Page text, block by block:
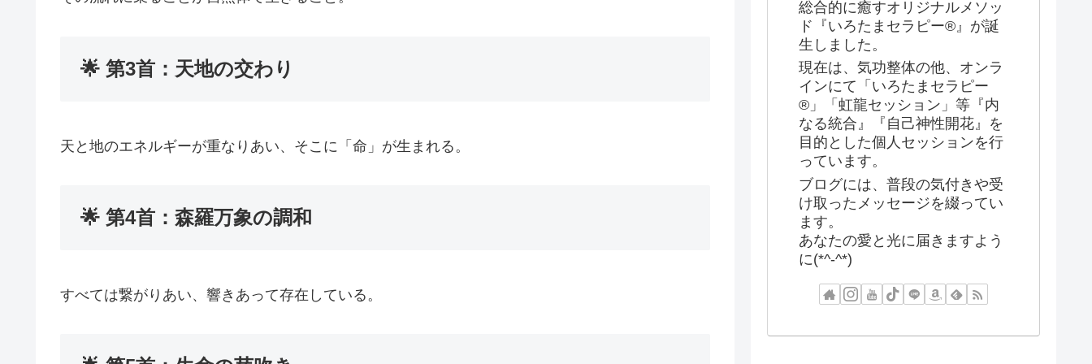
🌟 第3首：天地の交わり
天と地のエネルギーが重なりあい、そこに「命」が生まれる。
🌟 第4首：森羅万象の調和
すべては繋がりあい、響きあって存在している。
総合的に癒すオリジナルメソッ
ド『いろたまセラピー®』が誕
生しました。
現在は、気功整体の他、オンラ
インにて「いろたまセラピー
®」「虹龍セッション」等『内
なる統合』『自己神性開花』を
目的とした個人セッションを行
っています。
ブログには、普段の気付きや受
け取ったメッセージを綴ってい
ます。
あなたの愛と光に届きますよう
に(*^-^*)